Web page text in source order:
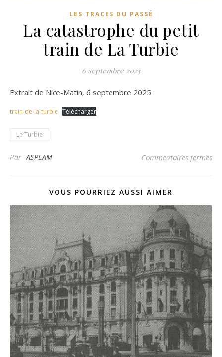
LES TRACES DU PASSÉ
La catastrophe du petit
train de La Turbie
6 septembre 2025
Extrait de Nice-Matin, 6 septembre 2025 :
train-de-la-turbie Télécharger
La Turbie
ParASPEAM Commentaires fermés
VOUS POURRIEZ AUSSI AIMER